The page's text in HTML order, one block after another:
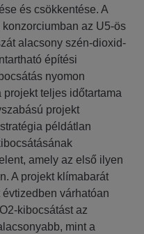
és csökkentése. A
az U5-ös
alacsony szén-dioxid-
építési
nyomon
teljes időtartama
projekt
példátlan
amely az első ilyen
A projekt klímabarát
várhatóan
kibocsátást az
mint a